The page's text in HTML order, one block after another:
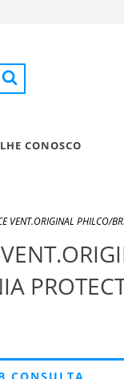
CONOSCO
VENT.ORIGINAL PHILCO/